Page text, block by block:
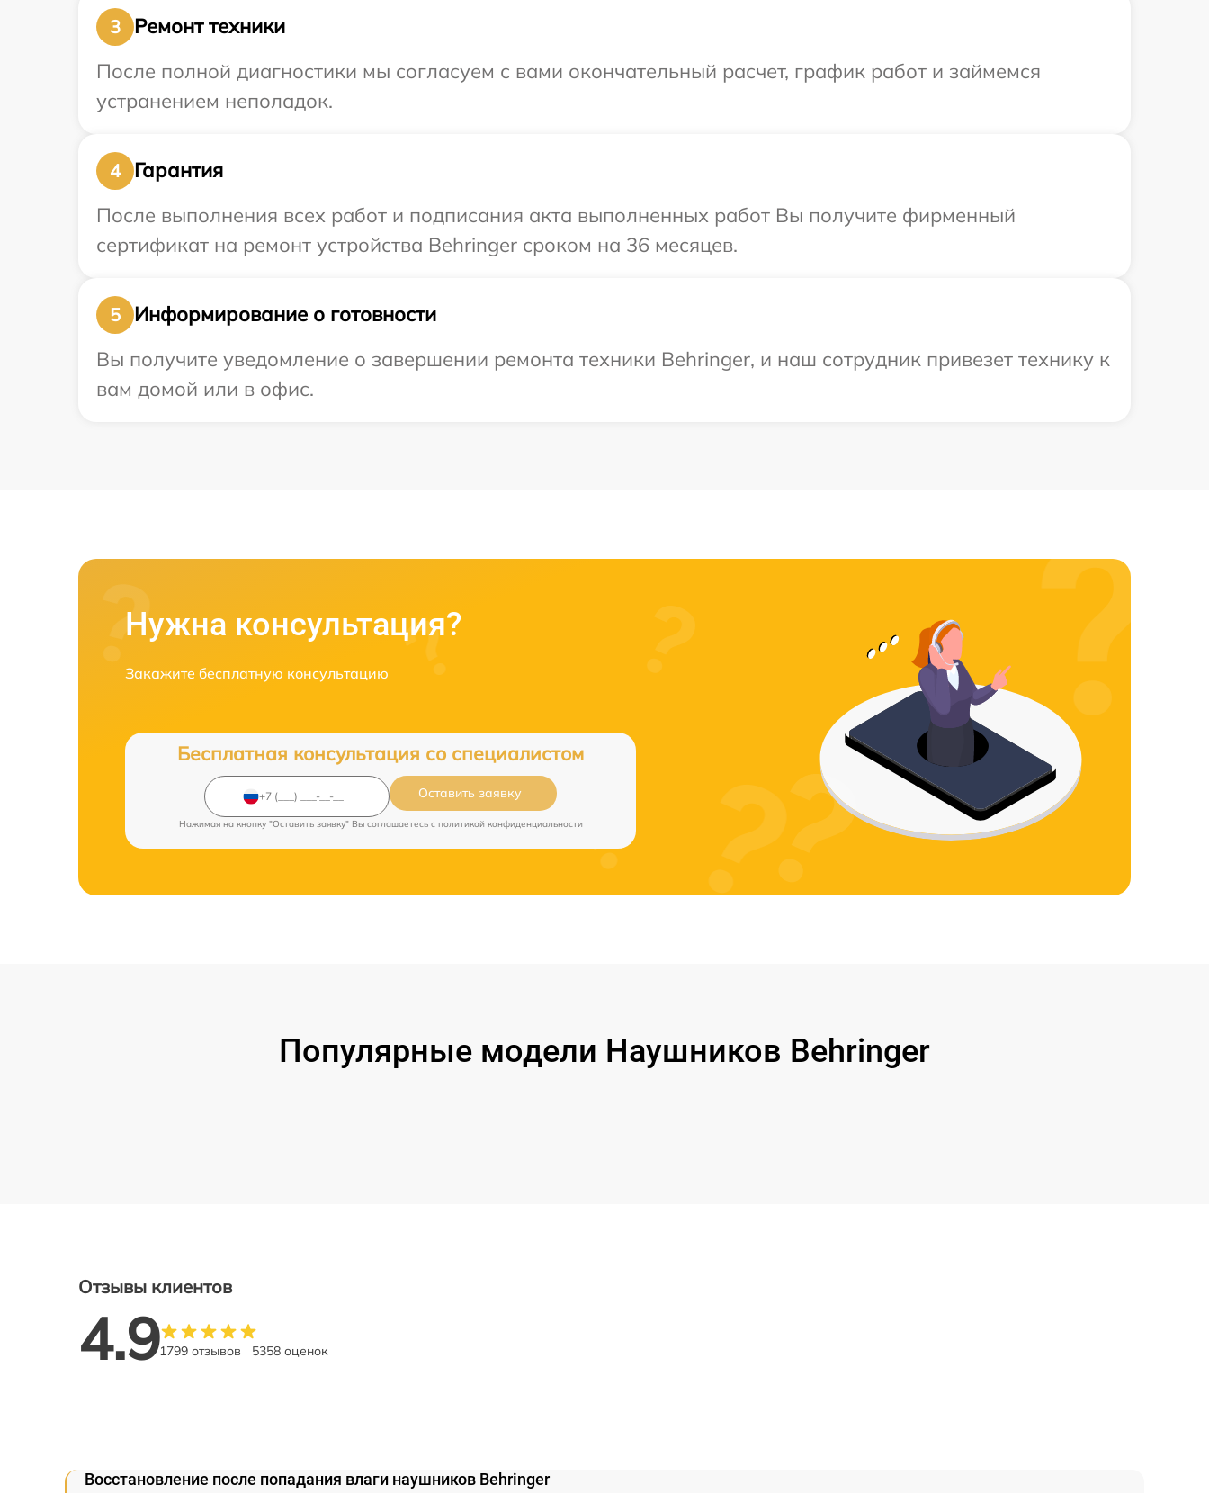
3
Ремонт техники
После полной диагностики мы согласуем с вами окончательный расчет, график работ и займемся
устранением неполадок.
4
Гарантия
После выполнения всех работ и подписания акта выполненных работ Вы получите фирменный
сертификат на ремонт устройства Behringer сроком на 36 месяцев.
5
Информирование о готовности
Вы получите уведомление о завершении ремонта техники Behringer, и наш сотрудник привезет технику к
вам домой или в офис.
Нужна консультация?
Закажите бесплатную консультацию
Бесплатная консультация со специалистом
Оставить заявку
Нажимая на кнопку "Оставить заявку" Вы соглашаетесь c политикой конфиденциальности
Популярные модели Наушников Behringer
Отзывы клиентов
4.91799 отзывов 5358 оценок
Восстановление после попадания влаги наушников Behringer